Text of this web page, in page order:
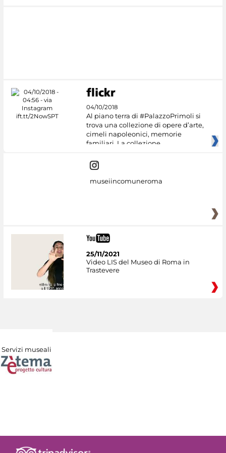
04/10/2018
Al piano terra di #PalazzoPrimoli si
trova una collezione di opere d’arte,
cimeli napoleonici, memorie
familiari. La collezione
museiincomuneroma
25/11/2021
Video LIS del Museo di Roma in
Trastevere
Servizi museali